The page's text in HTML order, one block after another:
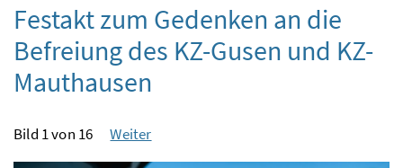
Festakt zum Gedenken an die
Befreiung des KZ-Gusen und KZ-
Mauthausen
Bild 1 von 16 Weiter